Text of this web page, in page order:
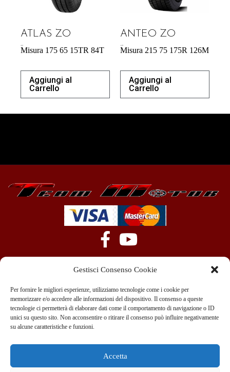
Gestisci Consenso Cookie
Per fornire le migliori esperienze, utilizziamo tecnologie come i cookie per
memorizzare e/o accedere alle informazioni del dispositivo. Il consenso a queste
tecnologie ci permetterà di elaborare dati come il comportamento di navigazione o ID
unici su questo sito. Non acconsentire o ritirare il consenso può influire negativamente
su alcune caratteristiche e funzioni.
Accetta
ATLAS ZO
Misura 175 65 15TR 84T
Aggiungi al
Carrello
ANTEO ZO
Misura 215 75 175R 126M
Aggiungi al
Carrello
+39 351 970 89 33
info@teammotor.it